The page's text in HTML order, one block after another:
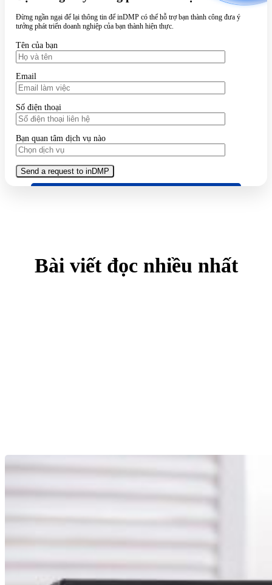
Đừng ngần ngại để lại thông tin để inDMP có thể hỗ trợ bạn thành công đưa ý
tưởng phát triển doanh nghiệp của bạn thành hiện thực.
Tên của bạn
Email
Số điện thoại
Bạn quan tâm dịch vụ nào
Bài viết đọc nhiều nhất